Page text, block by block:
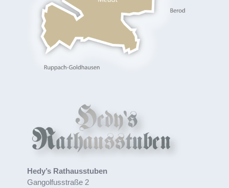
Hedy’s Rathausstuben
Gangolfusstraße 2